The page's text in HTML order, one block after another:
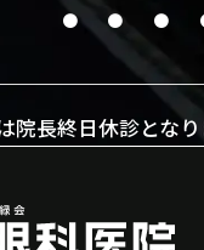
● ● ●
長終日休診となり